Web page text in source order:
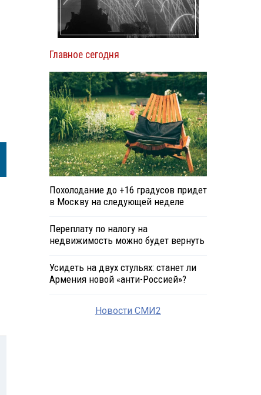
Главное сегодня
Похолодание до +16 градусов придет
в Москву на следующей неделе
Переплату по налогу на
недвижимость можно будет вернуть
Усидеть на двух стульях: станет ли
Армения новой «анти-Россией»?
Новости СМИ2